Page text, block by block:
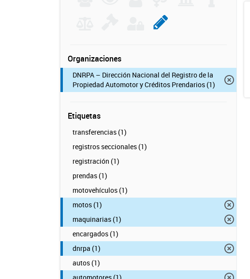
Organizaciones
DNRPA – Dirección Nacional del Registro de la
Propiedad Automotor y Créditos Prendarios (1)
Etiquetas
transferencias (1)
registros seccionales (1)
registración (1)
prendas (1)
motovehículos (1)
motos (1)
maquinarias (1)
encargados (1)
dnrpa (1)
autos (1)